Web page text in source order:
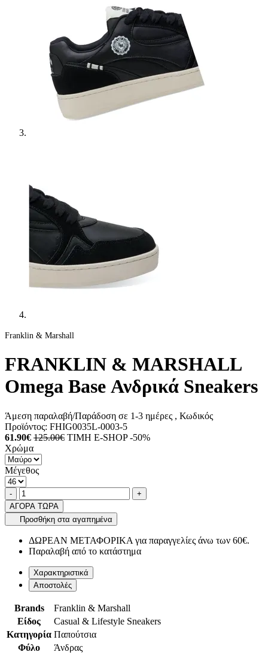
Franklin & Marshall
FRANKLIN & MARSHALL
Omega Base Ανδρικά Sneakers
Άμεση παραλαβή/Παράδοση σε 1-3 ημέρες , Κωδικός
Προϊόντος: FHIG0035L-0003-5
61.90€ 125.00€ ΤΙΜΗ E-SHOP -50%
Χρώμα
Μέγεθος
Ποσότητα
-product.increase.quantity +
ΑΓΟΡΑ ΤΩΡΑ
Προσθήκη στα αγαπημένα
ΔΩΡΕΑΝ ΜΕΤΑΦΟΡΙΚΑ για παραγγελίες άνω των 60€.
Παραλαβή από το κατάστημα
Χαρακτηριστικά
Αποστολές
Brands
Franklin & Marshall
Είδος
Casual & Lifestyle Sneakers
Κατηγορία Παπούτσια
Φύλο
Άνδρας